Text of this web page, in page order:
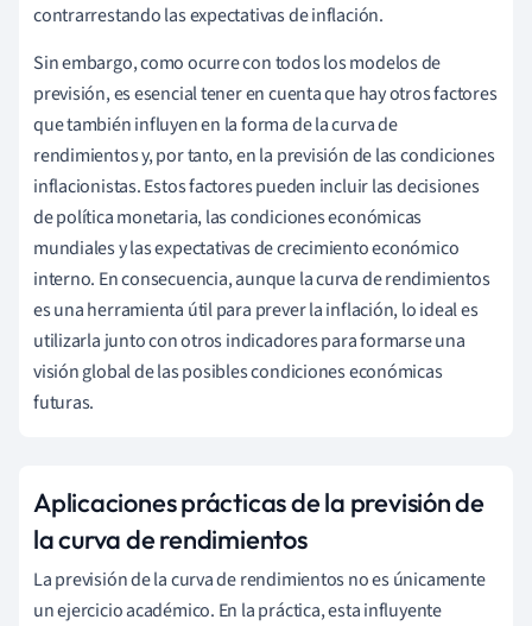
contrarrestando las expectativas de inflación.
Sin embargo, como ocurre con todos los modelos de
previsión, es esencial tener en cuenta que hay otros factores
que también influyen en la forma de la curva de
rendimientos y, por tanto, en la previsión de las condiciones
inflacionistas. Estos factores pueden incluir las decisiones
de política monetaria, las condiciones económicas
mundiales y las expectativas de crecimiento económico
interno. En consecuencia, aunque la curva de rendimientos
es una herramienta útil para prever la inflación, lo ideal es
utilizarla junto con otros indicadores para formarse una
visión global de las posibles condiciones económicas
futuras.
Aplicaciones prácticas de la previsión de
la curva de rendimientos
La previsión de la curva de rendimientos no es únicamente
un ejercicio académico. En la práctica, esta influyente